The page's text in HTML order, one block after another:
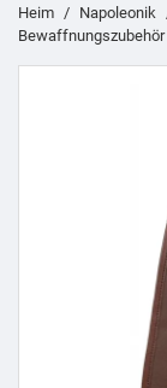
Heim Napoleonik
Bewaffnungszubehör